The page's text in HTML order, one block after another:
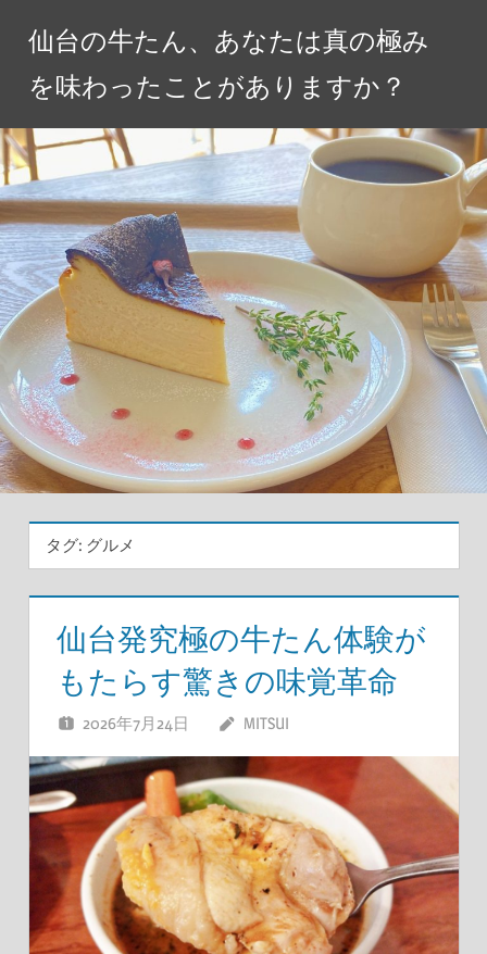
ツ
へ
ス
キ
ッ
プ
仙台の牛たん、あなたは真の極み
を味わったことがありますか？
タグ: グルメ
仙台発究極の牛たん体験が
もたらす驚きの味覚革命
2026年7月24日 MITSUI